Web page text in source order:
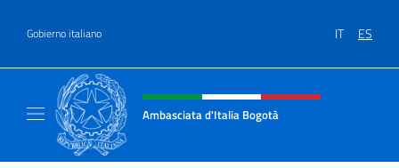
Gobierno italiano IT ES
Encabezado del sitio web,
Ambasciata d'Italia Bogotà